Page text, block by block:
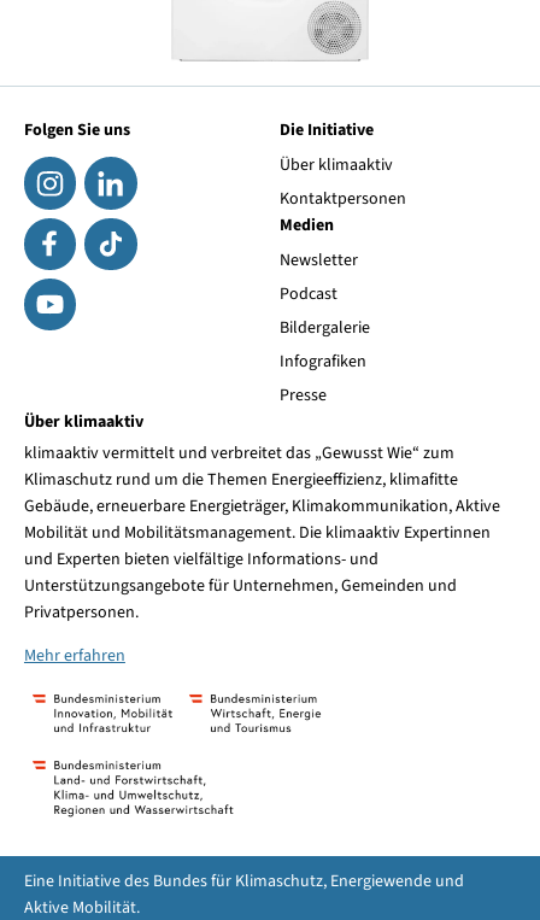
Folgen Sie uns
Die Initiative
Über klimaaktiv
Kontaktpersonen
Medien
Newsletter
Podcast
Bildergalerie
Infografiken
Presse
Über klimaaktiv
klimaaktiv vermittelt und verbreitet das „Gewusst Wie“ zum
Klimaschutz rund um die Themen Energieeffizienz, klimafitte
Gebäude, erneuerbare Energieträger, Klimakommunikation, Aktive
Mobilität und Mobilitätsmanagement. Die klimaaktiv Expertinnen
und Experten bieten vielfältige Informations- und
Unterstützungsangebote für Unternehmen, Gemeinden und
Privatpersonen.
Mehr erfahren
Eine Initiative des Bundes für Klimaschutz, Energiewende und
Aktive Mobilität.